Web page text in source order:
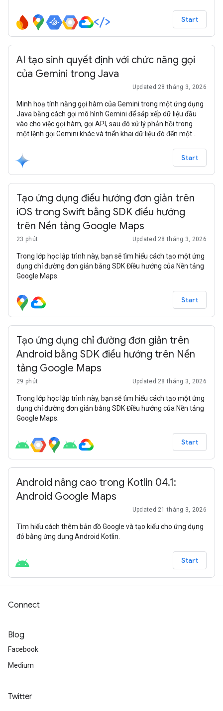
Start
AI tạo sinh quyết định với chức năng gọi
của Gemini trong Java
Updated 28 tháng 3, 2026
Minh hoạ tính năng gọi hàm của Gemini trong một ứng dụng
Java bằng cách gọi mô hình Gemini để sắp xếp dữ liệu đầu
vào cho việc gọi hàm, gọi API, sau đó xử lý phản hồi trong
một lệnh gọi Gemini khác và triển khai dữ liệu đó đến một
Start
Tạo ứng dụng điều hướng đơn giản trên
iOS trong Swift bằng SDK điều hướng
trên Nền tảng Google Maps
23 phút Updated 28 tháng 3, 2026
Trong lớp học lập trình này, bạn sẽ tìm hiểu cách tạo một ứng
dụng chỉ đường đơn giản bằng SDK Điều hướng của Nền tảng
Google Maps.
Start
Tạo ứng dụng chỉ đường đơn giản trên
Android bằng SDK điều hướng trên Nền
tảng Google Maps
29 phút Updated 28 tháng 3, 2026
Trong lớp học lập trình này, bạn sẽ tìm hiểu cách tạo một ứng
dụng chỉ đường đơn giản bằng SDK Điều hướng của Nền tảng
Google Maps.
Start
Android nâng cao trong Kotlin 04.1:
Android Google Maps
Updated 21 tháng 3, 2026
Tìm hiểu cách thêm bản đồ Google và tạo kiểu cho ứng dụng
đó bằng ứng dụng Android Kotlin.
Start
Connect
Blog
Facebook
Medium
Twitter